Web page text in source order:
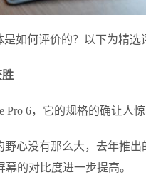
如何评价的？以下为精选
胜
Pro 6，它的规格的确让人
心没有那么大，去年推出
的对比度进一步提高。